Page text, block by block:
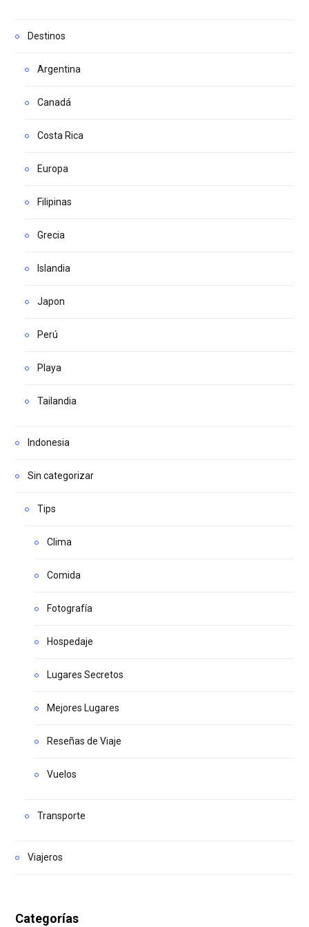
Destinos
Argentina
Canadá
Costa Rica
Europa
Filipinas
Grecia
Islandia
Japon
Perú
Playa
Tailandia
Indonesia
Sin categorizar
Tips
Clima
Comida
Fotografía
Hospedaje
Lugares Secretos
Mejores Lugares
Reseñas de Viaje
Vuelos
Transporte
Viajeros
Categorías